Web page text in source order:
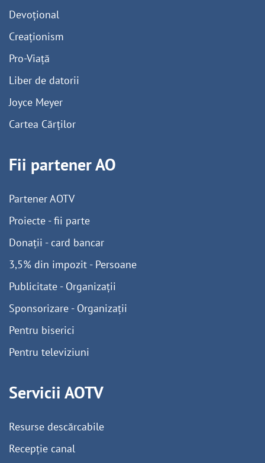
Devoțional
Creaționism
Pro-Viață
Liber de datorii
Joyce Meyer
Cartea Cărților
Fii partener AO
Partener AOTV
Proiecte - fii parte
Donații - card bancar
3,5% din impozit - Persoane
Publicitate - Organizații
Sponsorizare - Organizații
Pentru biserici
Pentru televiziuni
Servicii AOTV
Resurse descărcabile
Recepție canal